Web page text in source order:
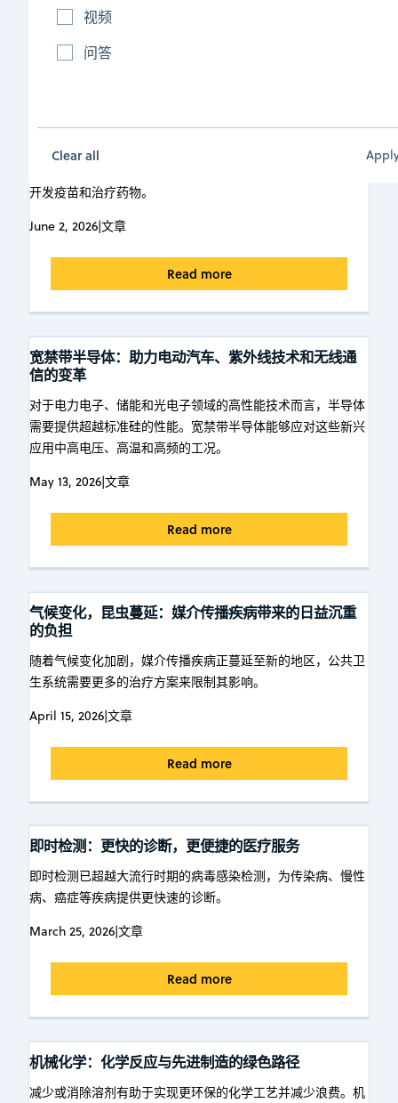
视频
问答
Clear all
随着埃博拉疫情再次爆发，针对这一毁灭性疾病的研究不断加
开发疫苗和治疗药物。
June 2, 2026|文章
Read more
宽禁带半导体：助力电动汽车、紫外线技术和无线通
信的变革
对于电力电子、储能和光电子领域的高性能技术而言，半导体
需要提供超越标准硅的性能。宽禁带半导体能够应对这些新兴
应用中高电压、高温和高频的工况。
May 13, 2026|文章
Read more
气候变化，昆虫蔓延：媒介传播疾病带来的日益沉重
的负担
随着气候变化加剧，媒介传播疾病正蔓延至新的地区，公共卫
生系统需要更多的治疗方案来限制其影响。
April 15, 2026|文章
Read more
即时检测：更快的诊断，更便捷的医疗服务
即时检测已超越大流行时期的病毒感染检测，为传染病、慢性
病、癌症等疾病提供更快速的诊断。
March 25, 2026|文章
Read more
机械化学：化学反应与先进制造的绿色路径
减少或消除溶剂有助于实现更环保的化学工艺并减少浪费。机